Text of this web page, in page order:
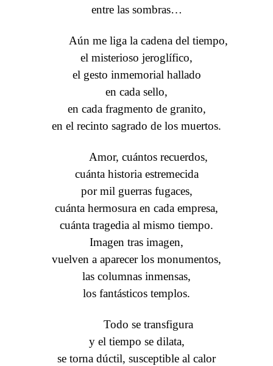
entre las sombras…
Aún me liga la cadena del tiempo,
el misterioso jeroglífico,
el gesto inmemorial hallado
en cada sello,
en cada fragmento de granito,
en el recinto sagrado de los muertos.
Amor, cuántos recuerdos,
cuánta historia estremecida
por mil guerras fugaces,
cuánta hermosura en cada empresa,
cuánta tragedia al mismo tiempo.
Imagen tras imagen,
vuelven a aparecer los monumentos,
las columnas inmensas,
los fantásticos templos.
Todo se transfigura
y el tiempo se dilata,
se torna dúctil, susceptible al calor